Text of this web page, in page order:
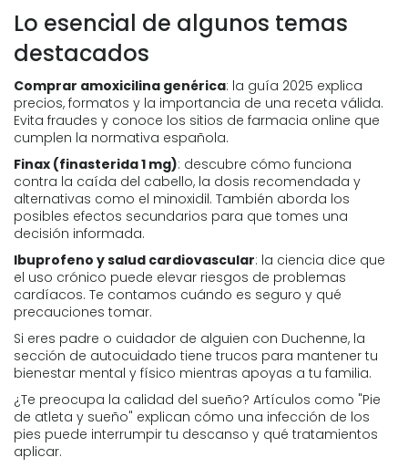
Lo esencial de algunos temas
destacados
Comprar amoxicilina genérica: la guía 2025 explica
precios, formatos y la importancia de una receta válida.
Evita fraudes y conoce los sitios de farmacia online que
cumplen la normativa española.
Finax (finasterida 1 mg): descubre cómo funciona
contra la caída del cabello, la dosis recomendada y
alternativas como el minoxidil. También aborda los
posibles efectos secundarios para que tomes una
decisión informada.
Ibuprofeno y salud cardiovascular: la ciencia dice que
el uso crónico puede elevar riesgos de problemas
cardíacos. Te contamos cuándo es seguro y qué
precauciones tomar.
Si eres padre o cuidador de alguien con Duchenne, la
sección de autocuidado tiene trucos para mantener tu
bienestar mental y físico mientras apoyas a tu familia.
¿Te preocupa la calidad del sueño? Artículos como "Pie
de atleta y sueño" explican cómo una infección de los
pies puede interrumpir tu descanso y qué tratamientos
aplicar.